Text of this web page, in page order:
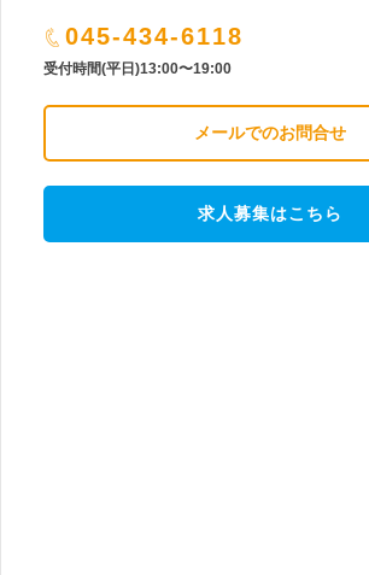
045-434-6118
受付時間(平日)13:00〜19:00
メールでのお問合せ
求人募集はこちら